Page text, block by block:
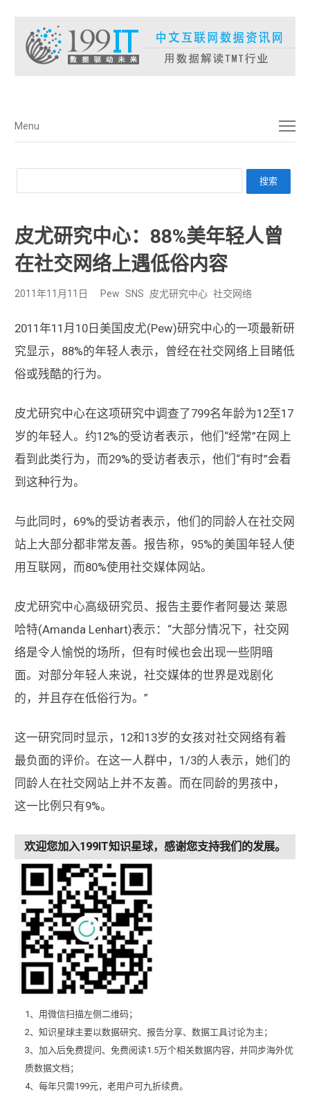
菜单
Menu
皮尤研究中心：88%美年轻人曾
在社交网络上遇低俗内容
2011年11月11日 Pew SNS 皮尤研究中心 社交网络
2011年11月10日美国皮尤(Pew)研究中心的一项最新研
究显示，88%的年轻人表示，曾经在社交网络上目睹低
俗或残酷的行为。
皮尤研究中心在这项研究中调查了799名年龄为12至17
岁的年轻人。约12%的受访者表示，他们“经常”在网上
看到此类行为，而29%的受访者表示，他们“有时”会看
到这种行为。
与此同时，69%的受访者表示，他们的同龄人在社交网
站上大部分都非常友善。报告称，95%的美国年轻人使
用互联网，而80%使用社交媒体网站。
皮尤研究中心高级研究员、报告主要作者阿曼达·莱恩
哈特(Amanda Lenhart)表示：“大部分情况下，社交网
络是令人愉悦的场所，但有时候也会出现一些阴暗
面。对部分年轻人来说，社交媒体的世界是戏剧化
的，并且存在低俗行为。”
这一研究同时显示，12和13岁的女孩对社交网络有着
最负面的评价。在这一人群中，1/3的人表示，她们的
同龄人在社交网站上并不友善。而在同龄的男孩中，
这一比例只有9%。
欢迎您加入199IT知识星球，感谢您支持我们的发展。
1、用微信扫描左侧二维码；
2、知识星球主要以数据研究、报告分享、数据工具讨论为主；
3、加入后免费提问、免费阅读1.5万个相关数据内容，并同步海外优
质数据文档；
4、每年只需199元，老用户可九折续费。